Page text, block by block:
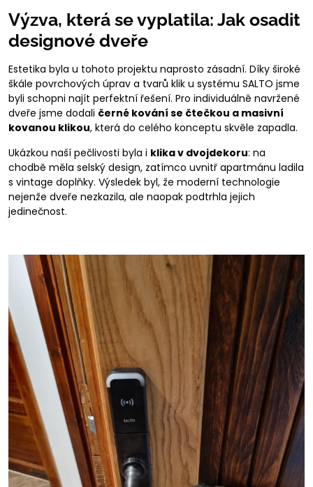
Výzva, která se vyplatila: Jak osadit
designové dveře
Estetika byla u tohoto projektu naprosto zásadní. Díky široké
škále povrchových úprav a tvarů klik u systému SALTO jsme
byli schopni najít perfektní řešení. Pro individuálně navržené
dveře jsme dodali černé kování se čtečkou a masivní
kovanou klikou, která do celého konceptu skvěle zapadla.
Ukázkou naší pečlivosti byla i klika v dvojdekoru: na
chodbě měla selský design, zatímco uvnitř apartmánu ladila
s vintage doplňky. Výsledek byl, že moderní technologie
nejenže dveře nezkazila, ale naopak podtrhla jejich
jedinečnost.